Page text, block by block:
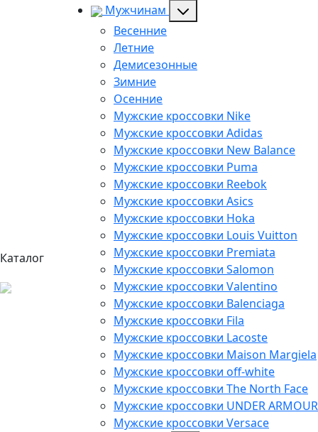
Каталог
Мужчинам
Весенние
Летние
Демисезонные
Зимние
Осенние
Мужские кроссовки Nike
Мужские кроссовки Adidas
Мужские кроссовки New Balance
Мужские кроссовки Puma
Мужские кроссовки Reebok
Мужские кроссовки Asics
Мужские кроссовки Hoka
Мужские кроссовки Louis Vuitton
Мужские кроссовки Premiata
Мужские кроссовки Salomon
Мужские кроссовки Valentino
Мужские кроссовки Balenciaga
Мужские кроссовки Fila
Мужские кроссовки Lacoste
Мужские кроссовки Maison Margiela
Мужские кроссовки off-white
Мужские кроссовки The North Face
Мужские кроссовки UNDER ARMOUR
Мужские кроссовки Versace